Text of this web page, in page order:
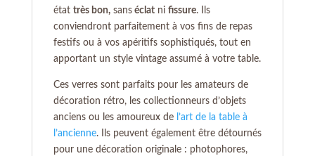
état très bon,sanséclatni fissure. Ils
conviendront parfaitement à vos fins de repas
festifs ou à vos apéritifs sophistiqués, tout en
apportant un style vintage assumé à votre table.
Ces verres sont parfaits pour les amateurs de
décoration rétro, les collectionneurs d’objets
anciens ou les amoureux de l’art de la table à
l’ancienne. Ils peuvent également être détournés
pour une décoration originale : photophores,